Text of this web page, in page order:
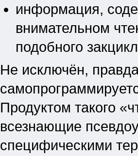
информация,
внимательном
подобного
Не исключён,
Продуктом такого
всезнающие
специфическими